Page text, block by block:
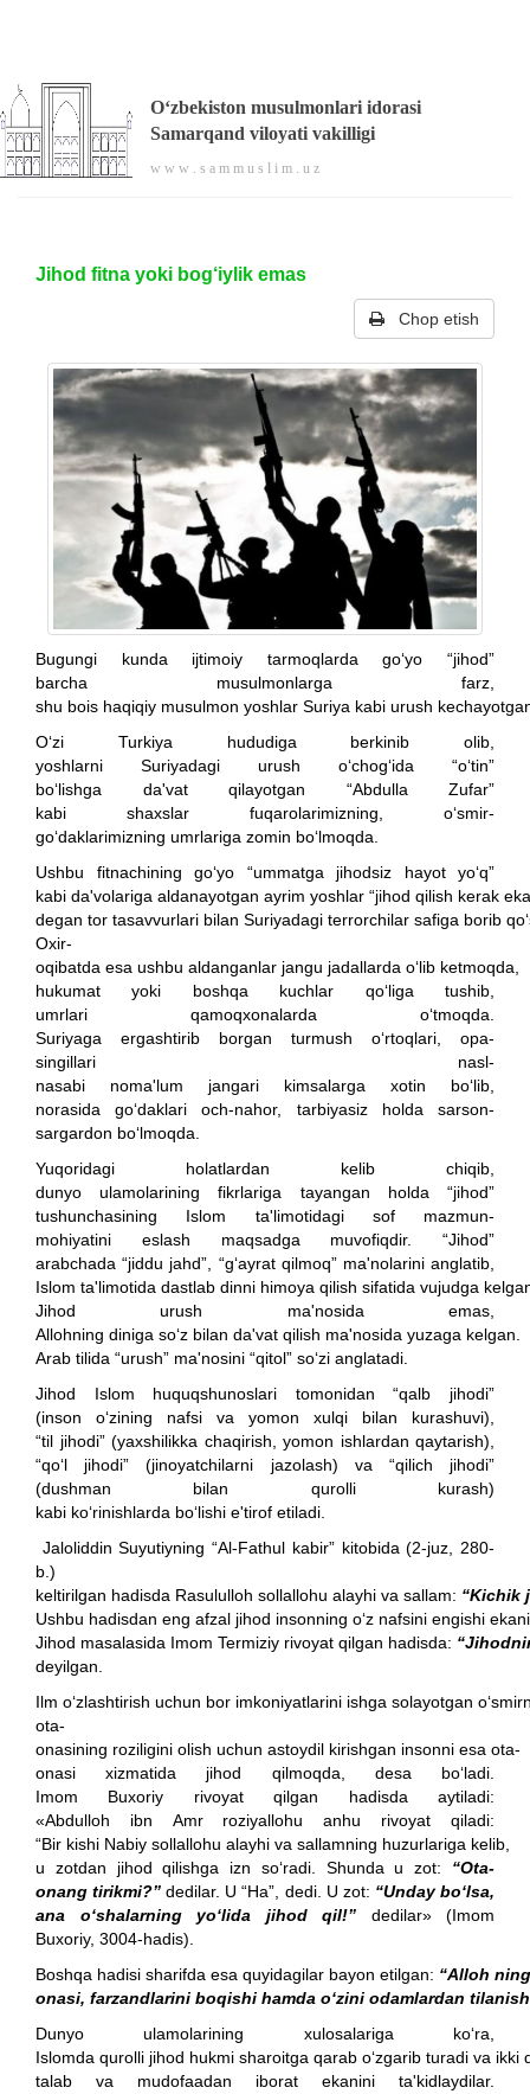
O‘zbekiston musulmonlari idorasi
Samarqand viloyati vakilligi
w w w . s a m m u s l i m . u z
Jihod fitna yoki bog‘iylik emas
Chop etish
Bugungi kunda ijtimoiy tarmoqlarda go‘yo “jihod”
barcha musulmonlarga farz,
shu bois haqiqiy musulmon yoshlar Suriya kabi urush
O‘zi Turkiya hududiga berkinib olib,
yoshlarni Suriyadagi urush o‘chog‘ida “o‘tin”
bo‘lishga da'vat qilayotgan “Abdulla Zufar”
kabi shaxslar fuqarolarimizning, o‘smir-
go‘daklarimizning umrlariga zomin bo‘lmoqda.
Ushbu fitnachining go‘yo “ummatga jihodsiz hayot yo‘q”
kabi da'volariga aldanayotgan ayrim yoshlar “jihod qilish kerak
degan tor tasavvurlari bilan Suriyadagi terrorchilar safiga borib
Oxir-
oqibatda esa ushbu aldanganlar jangu jadallarda o‘lib ketmoqda,
hukumat yoki boshqa kuchlar qo‘liga tushib,
umrlari qamoqxonalarda o‘tmoqda.
Suriyaga ergashtirib borgan turmush o‘rtoqlari, opa-
singillari nasl-
nasabi noma'lum jangari kimsalarga xotin bo‘lib,
norasida go‘daklari och-nahor, tarbiyasiz holda sarson-
sargardon bo‘lmoqda.
Yuqoridagi holatlardan kelib chiqib,
dunyo ulamolarining fikrlariga tayangan holda “jihod”
tushunchasining Islom ta'limotidagi sof mazmun-
mohiyatini eslash maqsadga muvofiqdir. “Jihod”
arabchada “jiddu jahd”, “g‘ayrat qilmoq” ma'nolarini anglatib,
Islom ta'limotida dastlab dinni himoya qilish sifatida vujudga
Jihod urush ma'nosida emas,
Allohning diniga so‘z bilan da'vat qilish ma'nosida yuzaga kelgan.
Arab tilida “urush” ma'nosini “qitol” so‘zi anglatadi.
Jihod Islom huquqshunoslari tomonidan “qalb jihodi”
(inson o‘zining nafsi va yomon xulqi bilan kurashuvi),
“til jihodi” (yaxshilikka chaqirish, yomon ishlardan qaytarish),
“qo‘l jihodi” (jinoyatchilarni jazolash) va “qilich jihodi”
(dushman bilan qurolli kurash)
kabi ko‘rinishlarda bo‘lishi e'tirof etiladi.
Jaloliddin Suyutiyning “Al-Fathul kabir” kitobida (2-juz, 280-
b.)
keltirilgan hadisda Rasululloh sollallohu alayhi va sallam: “Kichik
Ushbu hadisdan eng afzal jihod insonning o‘z nafsini engishi
Jihod masalasida Imom Termiziy rivoyat qilgan hadisda: “
deyilgan.
Ilm o‘zlashtirish uchun bor imkoniyatlarini ishga solayotgan
ota-
onasining roziligini olish uchun astoydil kirishgan insonni esa ota-
onasi xizmatida jihod qilmoqda, desa bo‘ladi.
Imom Buxoriy rivoyat qilgan hadisda aytiladi:
«Abdulloh ibn Amr roziyallohu anhu rivoyat qiladi:
“Bir kishi Nabiy sollallohu alayhi va sallamning huzurlariga kelib,
u zotdan jihod qilishga izn so‘radi. Shunda u zot:
“Ota-
onang tirikmi?” dedilar. U “Ha”, dedi. U zot: “Unday bo‘lsa,
ana o‘shalarning yo‘lida jihod qil!”
dedilar» (Imom
Buxoriy, 3004-hadis).
Boshqa hadisi sharifda esa quyidagilar bayon etilgan: “Alloh ning
onasi, farzandlarini boqishi hamda o‘zini odamlardan
Dunyo ulamolarining xulosalariga ko‘ra,
Islomda qurolli jihod hukmi sharoitga qarab o‘zgarib turadi va ikki
talab va mudofaadan iborat ekanini ta'kidlaydilar.